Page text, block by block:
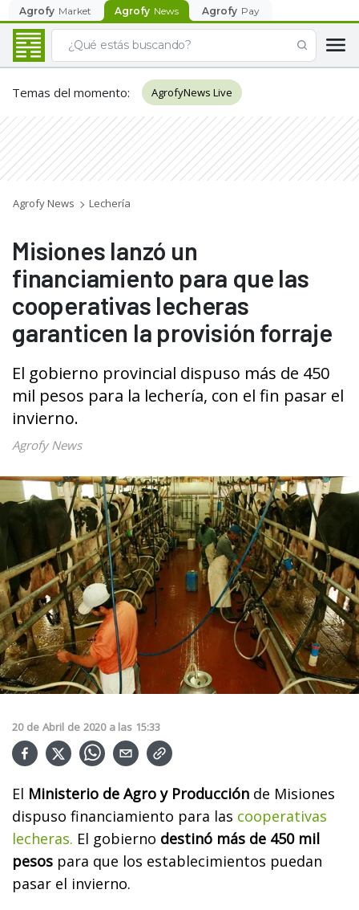
Agrofy Market Agrofy News Agrofy Pay
Temas del momento: AgrofyNews Live
Agrofy News Lechería
Misiones lanzó un
financiamiento para que las
cooperativas lecheras
garanticen la provisión forraje
El gobierno provincial dispuso más de 450
mil pesos para la lechería, con el fin pasar el
invierno.
Agrofy News
20 de Abril de 2020 a las 15:33
El Ministerio de Agro y Producción de Misiones
dispuso financiamiento para las cooperativas
lecheras. El gobierno destinó más de 450 mil
pesos para que los establecimientos puedan
pasar el invierno.